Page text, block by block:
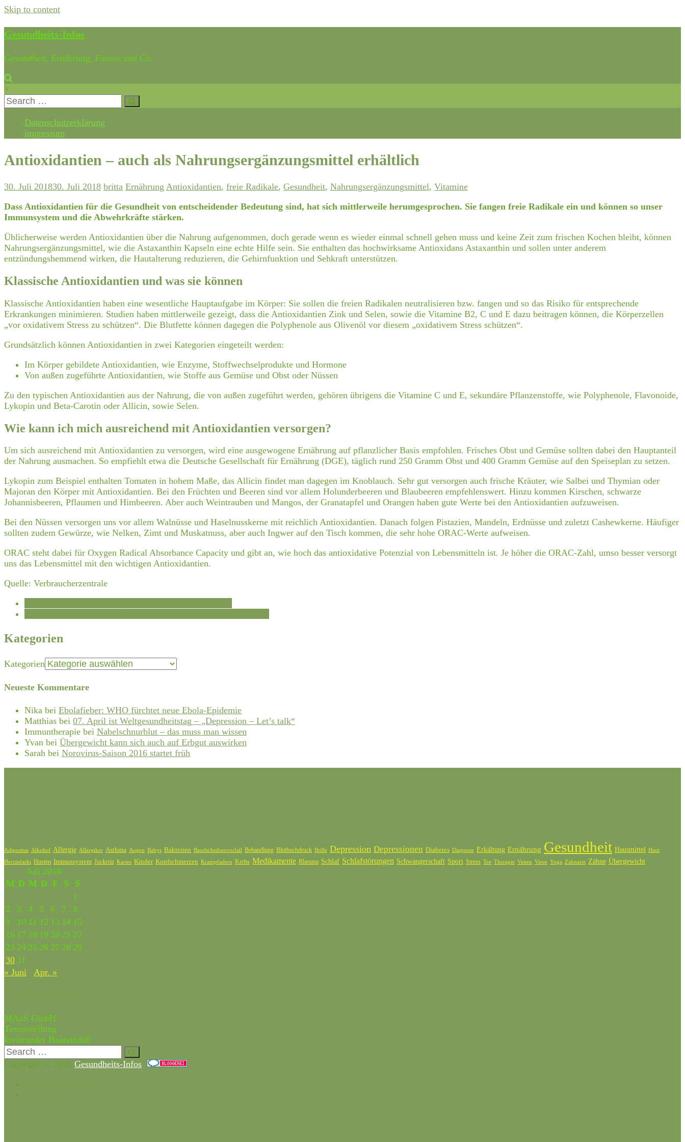
Skip to content
Gesundheits-Infos
Gesundheit, Ernährung, Fitness und Co.
×
Datenschutzerklärung
impressum
Antioxidantien – auch als Nahrungsergänzungsmittel erhältlich
30. Juli 201830. Juli 2018 britta Ernährung Antioxidantien, freie Radikale, Gesundheit, Nahrungsergänzungsmittel, Vitamine
Dass Antioxidantien für die Gesundheit von entscheidender Bedeutung sind, hat sich mittlerweile herumgesprochen. Sie fangen freie Radikale ein und können so unser
Immunsystem und die Abwehrkräfte stärken.
Üblicherweise werden Antioxidantien über die Nahrung aufgenommen, doch gerade wenn es wieder einmal schnell gehen muss und keine Zeit zum frischen Kochen bleibt, können
Nahrungsergänzungsmittel, wie die Astaxanthin Kapseln eine echte Hilfe sein. Sie enthalten das hochwirksame Antioxidans Astaxanthin und sollen unter anderem
entzündungshemmend wirken, die Hautalterung reduzieren, die Gehirnfunktion und Sehkraft unterstützen.
Klassische Antioxidantien und was sie können
Klassische Antioxidantien haben eine wesentliche Hauptaufgabe im Körper: Sie sollen die freien Radikalen neutralisieren bzw. fangen und so das Risiko für entsprechende
Erkrankungen minimieren. Studien haben mittlerweile gezeigt, dass die Antioxidantien Zink und Selen, sowie die Vitamine B2, C und E dazu beitragen können, die Körperzellen
„vor oxidativem Stress zu schützen“. Die Blutfette können dagegen die Polyphenole aus Olivenöl vor diesem „oxidativem Stress schützen“.
Grundsätzlich können Antioxidantien in zwei Kategorien eingeteilt werden:
Im Körper gebildete Antioxidantien, wie Enzyme, Stoffwechselprodukte und Hormone
Von außen zugeführte Antioxidantien, wie Stoffe aus Gemüse und Obst oder Nüssen
Zu den typischen Antioxidantien aus der Nahrung, die von außen zugeführt werden, gehören übrigens die Vitamine C und E, sekundäre Pflanzenstoffe, wie Polyphenole, Flavonoide,
Lykopin und Beta-Carotin oder Allicin, sowie Selen.
Wie kann ich mich ausreichend mit Antioxidantien versorgen?
Um sich ausreichend mit Antioxidantien zu versorgen, wird eine ausgewogene Ernährung auf pflanzlicher Basis empfohlen. Frisches Obst und Gemüse sollten dabei den Hauptanteil
der Nahrung ausmachen. So empfiehlt etwa die Deutsche Gesellschaft für Ernährung (DGE), täglich rund 250 Gramm Obst und 400 Gramm Gemüse auf den Speiseplan zu setzen.
Lykopin zum Beispiel enthalten Tomaten in hohem Maße, das Allicin findet man dagegen im Knoblauch. Sehr gut versorgen auch frische Kräuter, wie Salbei und Thymian oder
Majoran den Körper mit Antioxidantien. Bei den Früchten und Beeren sind vor allem Holunderbeeren und Blaubeeren empfehlenswert. Hinzu kommen Kirschen, schwarze
Johannisbeeren, Pflaumen und Himbeeren. Aber auch Weintrauben und Mangos, der Granatapfel und Orangen haben gute Werte bei den Antioxidantien aufzuweisen.
Bei den Nüssen versorgen uns vor allem Walnüsse und Haselnusskerne mit reichlich Antioxidantien. Danach folgen Pistazien, Mandeln, Erdnüsse und zuletzt Cashewkerne. Häufiger
sollten zudem Gewürze, wie Nelken, Zimt und Muskatnuss, aber auch Ingwer auf den Tisch kommen, die sehr hohe ORAC-Werte aufweisen.
ORAC steht dabei für Oxygen Radical Absorbance Capacity und gibt an, wie hoch das antioxidative Potenzial von Lebensmitteln ist. Je höher die ORAC-Zahl, umso besser versorgt
uns das Lebensmittel mit den wichtigen Antioxidantien.
Quelle: Verbraucherzentrale
Kategorien
Kategorien
Neueste Kommentare
Nika bei Ebolafieber: WHO fürchtet neue Ebola-Epidemie
Matthias bei 07. April ist Weltgesundheitstag – „Depression – Let’s talk“
Immuntherapie bei Nabelschnurblut – das muss man wissen
Yvan bei Übergewicht kann sich auch auf Erbgut auswirken
Sarah bei Norovirus-Saison 2016 startet früh
Adipositas Alkohol Allergie Allergiker Asthma Augen Babys Bakterien Bandscheibenvorfall Behandlung Bluthochdruck Brille Depression Depressionen Diabetes Diagnose Erkältung Ernährung Gesundheit Hausmittel Haut
Herzinfarkt Husten Immunsystem Juckreiz Karies Kinder Kopfschmerzen Krampfadern Krebs Medikamente Rheuma Schlaf Schlafstörungen Schwangerschaft Sport Stress Tee Therapie Venen Viren Yoga Zahnarzt Zähne Übergewicht
Juli 2018
M D M D F S
S
1
2
3 4 5 6 7
8
9
10 11 12 13 14 15
16 17 18 19 20 21 22
23 24 25 26 27 28 29
30 31
« Juni
Apr. »
MAuS GmbH
Texterstellung
kreisrunder Haarausfall
Copyright © 2025 Gesundheits-Infos.